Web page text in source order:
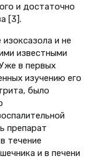
и достаточно
[3].
и не
известными
в первых
изучению его
было
препарат
течение
и в печени